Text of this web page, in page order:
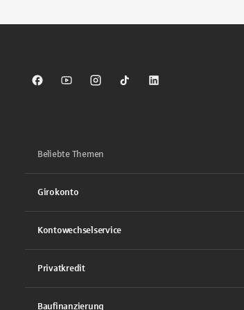
Sparkasse auf Facebook
Sparkasse auf Youtube
Sparkasse auf Instagram
Sparkasse auf TikTok
Sparkasse auf LinkedIn
Beliebte Themen
Girokonto
Kontowechselservice
Privatkredit
Baufinanzierung